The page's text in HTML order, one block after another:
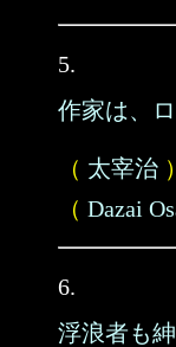
5.
作家は、
（ 太宰治 ）
（ Dazai
6.
浮浪者も